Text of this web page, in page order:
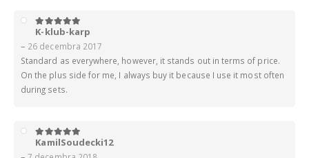
5z 5
K-klub-karp
– 26 decembra 2017
Standard as everywhere, however, it stands out in terms of price.
On the plus side for me, I always buy it because I use it most often
during sets.
5z 5
KamilSoudecki12